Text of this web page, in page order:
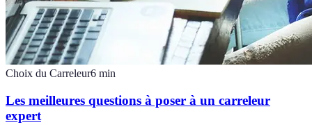
Choix du Carreleur6 min
Les meilleures questions à poser à un carreleur
expert